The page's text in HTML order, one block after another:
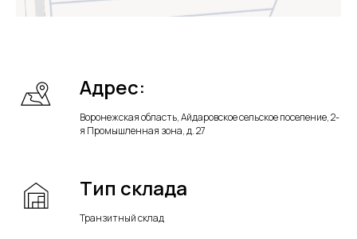
Адрес:
Воронежская область, Айдаровское сельское поселение, 2-
я Промышленная зона, д. 27
Тип склада
Транзитный склад